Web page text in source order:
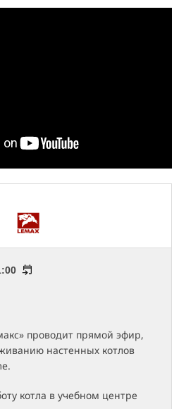
проводит прямой эфир,
настенных котлов
котла в учебном центре